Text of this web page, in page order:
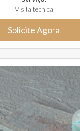
Visita técnica
Solicite Agora